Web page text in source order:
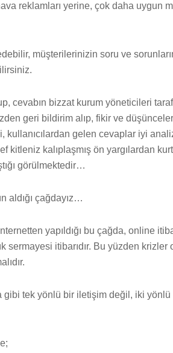
reklamları yerine, çok daha uygun
müşterilerinizin soru ve
cevabın bizzat kurum yöneticileri
geri bildirim alıp, fikir ve
gelen cevaplar iyi
kalıplaşmış ön yargılardan
görülmektedir…
aldığı çağdayız…
yapıldığı bu çağda, online
itibarıdır. Bu yüzden krizler
tek yönlü bir iletişim değil, iki yönlü